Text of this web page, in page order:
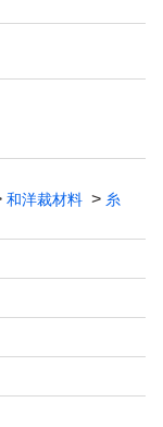
和洋裁材料
糸